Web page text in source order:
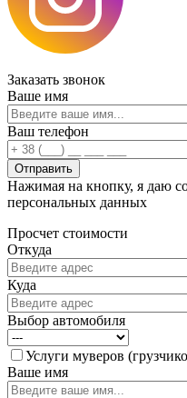
Заказать звонок
Ваше имя
Ваш телефон
Нажимая на кнопку, я даю
персональных данных
Просчет стоимости
Откуда
Куда
Выбор автомобиля
Услуги муверов
Ваше имя